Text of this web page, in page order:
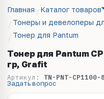
Главная
Каталог товаров
Тонеры и девелоперы
Тонер для Pantum
Тонер для Pantum
гр, Grafit
Артикул: TN-PNT-CP1100-
Задать вопрос